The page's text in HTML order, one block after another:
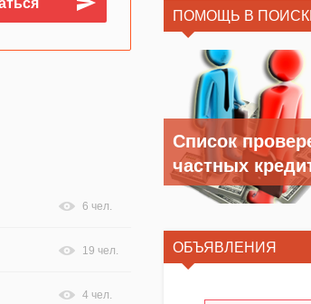
6 чел.
19 чел.
4 чел.
ПОМОЩЬ В
Список
частных
ОБЪЯВЛЕНИЯ